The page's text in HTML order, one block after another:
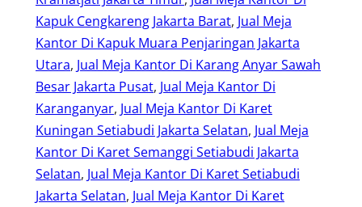
Kapuk Cengkareng Jakarta Barat, Jual Meja
Kantor Di Kapuk Muara Penjaringan Jakarta
Utara, Jual Meja Kantor Di Karang Anyar Sawah
Besar Jakarta Pusat, Jual Meja Kantor Di
Karanganyar, Jual Meja Kantor Di Karet
Kuningan Setiabudi Jakarta Selatan, Jual Meja
Kantor Di Karet Semanggi Setiabudi Jakarta
Selatan, Jual Meja Kantor Di Karet Setiabudi
Jakarta Selatan, Jual Meja Kantor Di Karet